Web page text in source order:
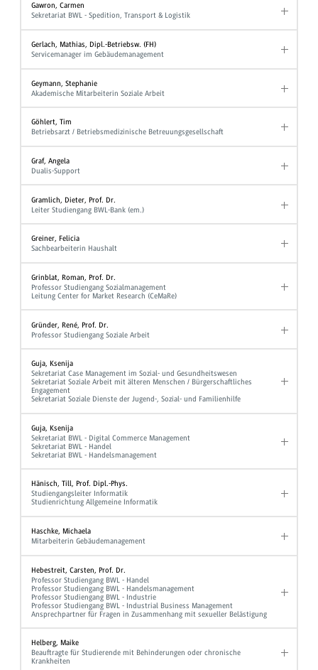
Gawron, Carmen
Sekretariat BWL - Spedition, Transport & Logistik
Gerlach, Mathias, Dipl.-Betriebsw. (FH)
Servicemanager im Gebäudemanagement
Geymann, Stephanie
Akademische Mitarbeiterin Soziale Arbeit
Göhlert, Tim
Betriebsarzt / Betriebsmedizinische Betreuungsgesellschaft
Graf, Angela
Dualis-Support
Gramlich, Dieter, Prof. Dr.
Leiter Studiengang BWL-Bank (em.)
Greiner, Felicia
Sachbearbeiterin Haushalt
Grinblat, Roman, Prof. Dr.
Professor Studiengang Sozialmanagement
Leitung Center for Market Research (CeMaRe)
Gründer, René, Prof. Dr.
Professor Studiengang Soziale Arbeit
Guja, Ksenija
Sekretariat Case Management im Sozial- und Gesundheitswesen
Sekretariat Soziale Arbeit mit älteren Menschen / Bürgerschaftliches
Engagement
Sekretariat Soziale Dienste der Jugend-, Sozial- und Familienhilfe
Guja, Ksenija
Sekretariat BWL - Digital Commerce Management
Sekretariat BWL - Handel
Sekretariat BWL - Handelsmanagement
Hänisch, Till, Prof. Dipl.-Phys.
Studiengangsleiter Informatik
Studienrichtung Allgemeine Informatik
Haschke, Michaela
Mitarbeiterin Gebäudemanagement
Hebestreit, Carsten, Prof. Dr.
Professor Studiengang BWL - Handel
Professor Studiengang BWL - Handelsmanagement
Professor Studiengang BWL - Industrie
Professor Studiengang BWL - Industrial Business Management
Ansprechpartner für Fragen in Zusammenhang mit sexueller Belästigung
Helberg, Maike
Beauftragte für Studierende mit Behinderungen oder chronische
Krankheiten